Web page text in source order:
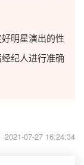
明星演出的性
纪人进行准确
2021-07-27 16:24:34